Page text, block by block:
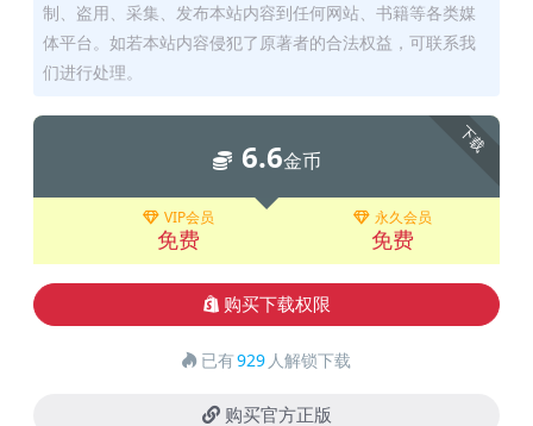
制、盗用、采集、发布本站内容到任何网站、书籍等各类媒
体平台。如若本站内容侵犯了原著者的合法权益，可联系我
们进行处理。
下载
6.6金币
VIP会员
免费
永久会员
免费
购买下载权限
已有929 人解锁下载
购买官方正版